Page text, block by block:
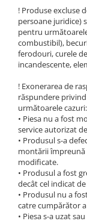
1.5.6. Răcire
1.5.7. Filtre
1.5.8. Esapamente
1.5.9. Chiulasa si
1.5.10. Distributie
1.6. Electrice
1.6.1. Acumulatori
1.6.2. Alternatoare
2.5.1. Adapatori
2.5.2. Garduri
2.5.3 Accesorii
2.5.4. Accesorii
malaxoare furaje
BCS
Deutz-Fahr
Kuhn
2.6.
! Produse excluse
persoane juridice)
pentru
combustibil),
ferodouri, curele
incandescente,
! Exonerarea de
răspundere
următoarele cazuri:
• Piesa nu a fost
service autorizat
• Produsul s-a
montării împreună
modificate.
• Produsul a fost
decât cel indicat
• Produsul nu a
catre cumpărător
• Piesa s-a uzat